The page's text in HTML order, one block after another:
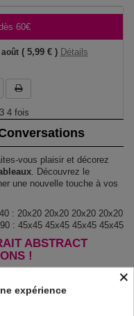
60€
( 5,99 € ) Détails
vous plaisir et décorez
. Découvrez le
une nouvelle touche à vos
: 20x20 20x20 20x20 20x20
: 45x45 45x45 45x45 45x45
ABSTRACT
!
les couleurs avec
à une impression sur tous les
de matériaux respectueux
×
expérience